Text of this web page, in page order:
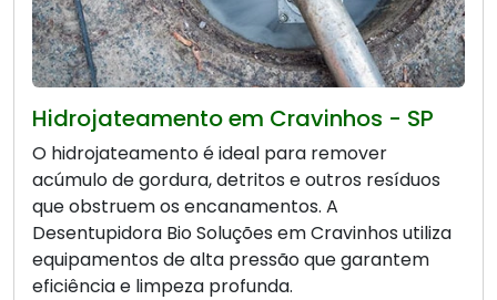
Hidrojateamento em Cravinhos - SP
O hidrojateamento é ideal para remover
acúmulo de gordura, detritos e outros resíduos
que obstruem os encanamentos. A
Desentupidora Bio Soluções em Cravinhos utiliza
equipamentos de alta pressão que garantem
eficiência e limpeza profunda.